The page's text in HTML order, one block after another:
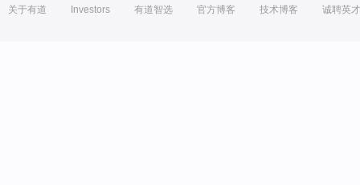
关于有道 Investors 有道智选 官方博客 技术博客 诚聘英才